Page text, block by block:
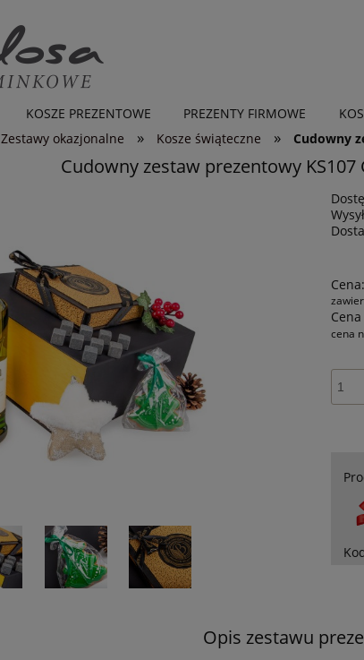
KOSZE PREZENTOWE PREZENTY FIRMOWE
Zestawy okazjonalne » Kosze świąteczne » Cudowny
Cudowny zestaw prezentowy
Cena:
cena
Opis zestawu